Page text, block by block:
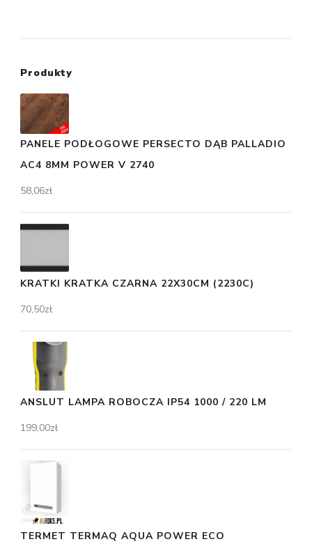
Produkty
PANELE PODŁOGOWE PERSECTO DĄB PALLADIO
AC4 8MM POWER V 2740
58,06zł
KRATKI KRATKA CZARNA 22X30CM (2230C)
70,50zł
ANSLUT LAMPA ROBOCZA IP54 1000 / 220 LM
199,00zł
TERMET TERMAQ AQUA POWER ECO